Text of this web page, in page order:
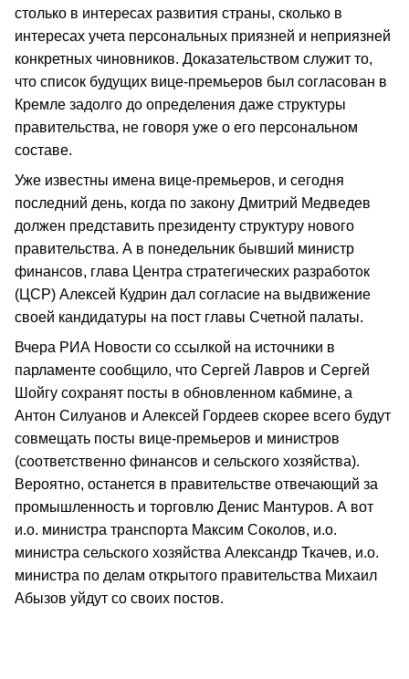
столько в интересах развития страны, сколько в
интересах учета персональных приязней и неприязней
конкретных чиновников. Доказательством служит то,
что список будущих вице-премьеров был согласован в
Кремле задолго до определения даже структуры
правительства, не говоря уже о его персональном
составе.
Уже известны имена вице-премьеров, и сегодня
последний день, когда по закону Дмитрий Медведев
должен представить президенту структуру нового
правительства. А в понедельник бывший министр
финансов, глава Центра стратегических разработок
(ЦСР) Алексей Кудрин дал согласие на выдвижение
своей кандидатуры на пост главы Счетной палаты.
Вчера РИА Новости со ссылкой на источники в
парламенте сообщило, что Сергей Лавров и Сергей
Шойгу сохранят посты в обновленном кабмине, а
Антон Силуанов и Алексей Гордеев скорее всего будут
совмещать посты вице-премьеров и министров
(соответственно финансов и сельского хозяйства).
Вероятно, останется в правительстве отвечающий за
промышленность и торговлю Денис Мантуров. А вот
и.о. министра транспорта Максим Соколов, и.о.
министра сельского хозяйства Александр Ткачев, и.о.
министра по делам открытого правительства Михаил
Абызов уйдут со своих постов.